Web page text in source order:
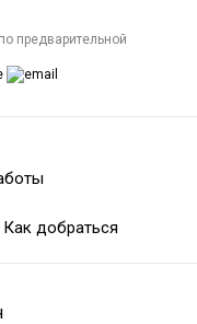
предварительной
Как добраться